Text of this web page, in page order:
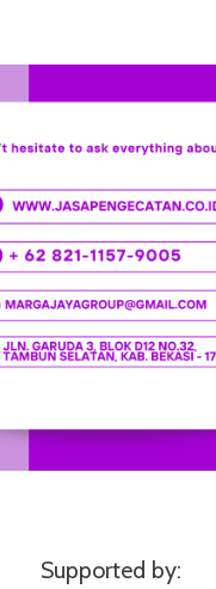
Supported by: